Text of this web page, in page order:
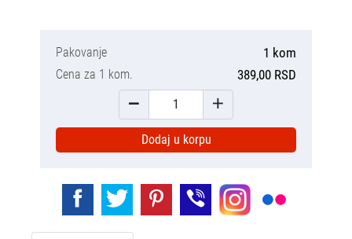
Pakovanje 1 kom
Cena za 1 kom. 389,00 RSD
Dodaj u korpu